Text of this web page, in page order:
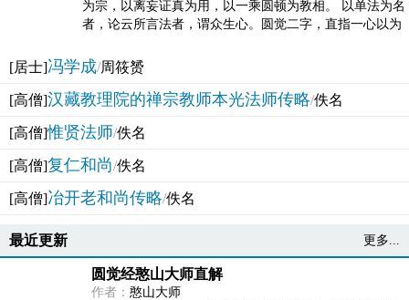
为宗，以离妄证真为用，以一乘圆顿为教相。 以单法为名
者，论云所言法者，谓众生心。圆觉二字，直指一心以为
[居士]冯学成/周筱赟
[高僧]汉藏教理院的禅宗教师本光法师传略/佚名
[高僧]惟贤法师/佚名
[高僧]复仁和尚/佚名
[高僧]冶开老和尚传略/佚名
最近更新 更多...
圆觉经憨山大师直解
作者： 憨山大师